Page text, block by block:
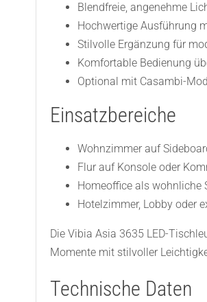
Blendfreie, angenehme
Hochwertige Ausführung
Stilvolle Ergänzung für
Komfortable Bedienung
Optional mit Casambi-
Einsatzbereiche
Wohnzimmer auf
Flur auf Konsole oder
Homeoffice als wohnliche
Hotelzimmer, Lobby oder
Die Vibia Asia 3635 LED-
Momente mit stilvoller
Technische Daten